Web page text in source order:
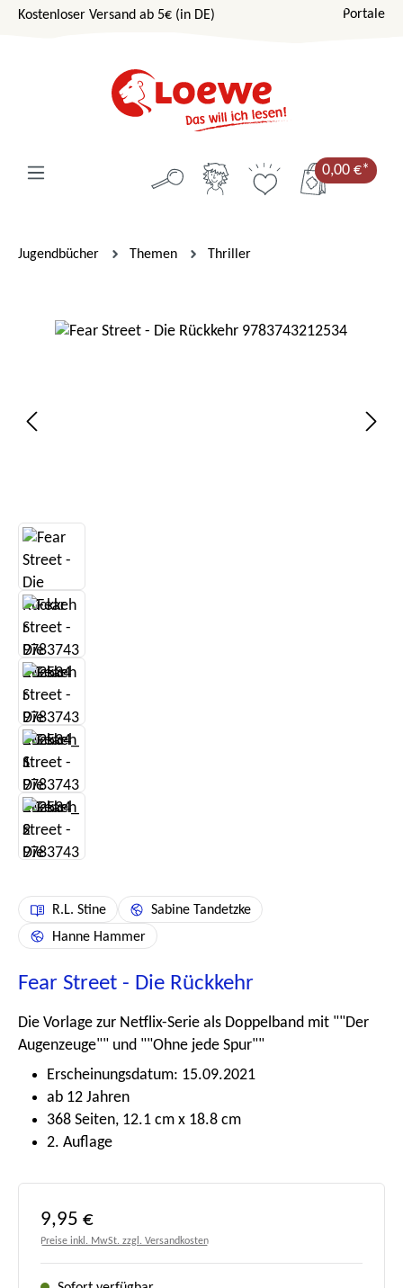
Zum Hauptinhalt springen
Kostenloser Versand ab 5€ (in DE) Portale
0,00 €*
Jugendbücher Themen Thriller
Bildergalerie überspringen
R.L. Stine
Sabine Tandetzke
Hanne Hammer
Fear Street - Die Rückkehr
Die Vorlage zur Netflix-Serie als Doppelband mit ""Der
Augenzeuge"" und ""Ohne jede Spur""
Erscheinungsdatum: 15.09.2021
ab 12 Jahren
368 Seiten, 12.1 cm x 18.8 cm
2. Auflage
Regulärer Preis:
9,95 €
Preise inkl. MwSt. zzgl. Versandkosten